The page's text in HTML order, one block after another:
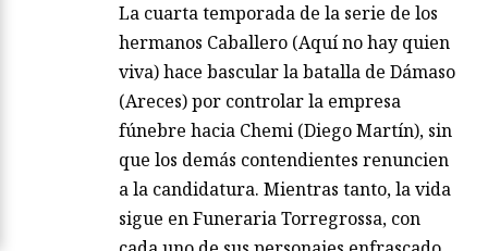
La cuarta temporada de la serie de los
hermanos Caballero (Aquí no hay quien
viva) hace bascular la batalla de Dámaso
(Areces) por controlar la empresa
fúnebre hacia Chemi (Diego Martín), sin
que los demás contendientes renuncien
a la candidatura. Mientras tanto, la vida
sigue en Funeraria Torregrossa, con